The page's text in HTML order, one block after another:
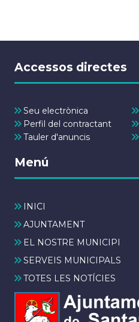
Accessos directes
Seu electrònica
Perfil del contractant
Tauler d'anuncis
Menú
INICI
AJUNTAMENT
EL NOSTRE MUNICIPI
SERVEIS MUNICIPALS
TOTES LES NOTÍCIES